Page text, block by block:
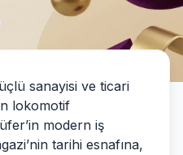
sanayisi ve ticari
lokomotif
modern iş
tarihi esnafına,